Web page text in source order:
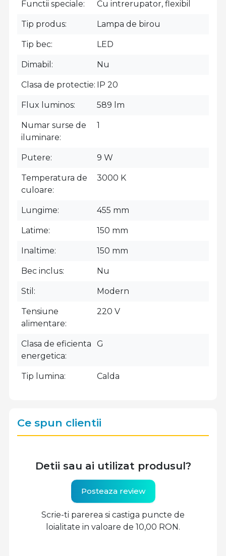
Functii speciale Cu intrerupator, flexibil
Tip produs Lampa de birou
Tip bec LED
Dimabil Nu
Clasa de protectie IP 20
Flux luminos 589 lm
Numar surse de
iluminare
1
Putere 9 W
Temperatura de
culoare
3000 K
Lungime 455 mm
Latime 150 mm
Inaltime 150 mm
Bec inclus Nu
Stil Modern
Tensiune
alimentare
220 V
Clasa de eficienta
energetica
G
Tip lumina Calda
Ce spun clientii
Detii sau ai utilizat produsul?
Posteaza review
Scrie-ti parerea si castiga puncte de
loialitate in valoare de 10,00 RON.